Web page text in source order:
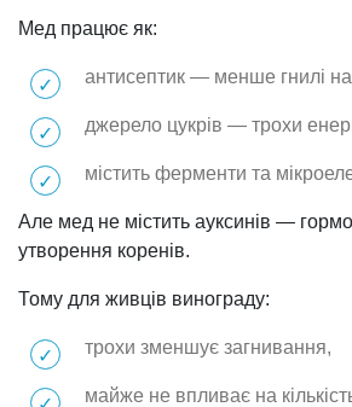
Мед працює як:
антисептик — менше гнилі на
джерело цукрів — трохи
містить ферменти та
Але мед не містить ауксинів —
утворення коренів.
Тому для живців винограду:
трохи зменшує загнивання,
майже не впливає на